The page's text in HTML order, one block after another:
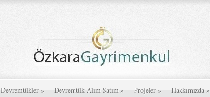
Devremülkler » Devremülk Alım Satım » Projeler » Hakkımızda »